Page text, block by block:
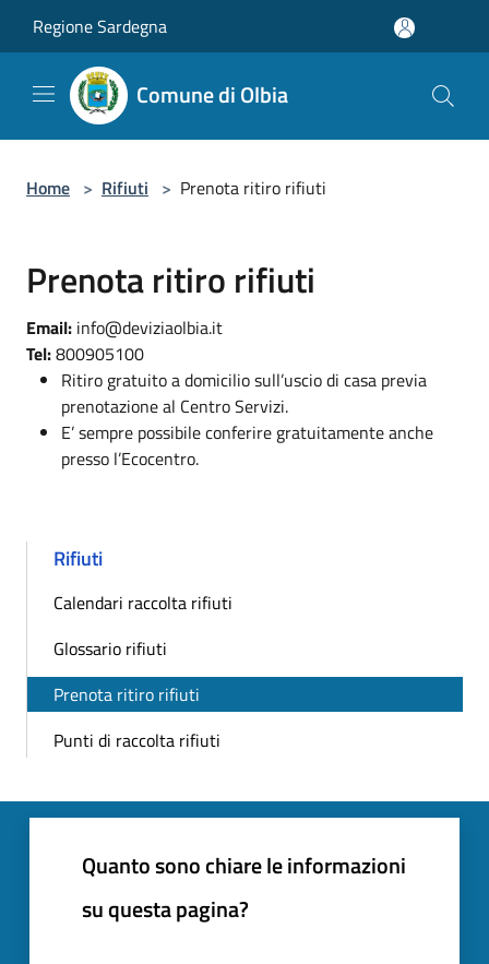
Regione Sardegna
Comune di Olbia
Home > Rifiuti > Prenota ritiro rifiuti
Prenota ritiro rifiuti
Email: info@deviziaolbia.it
Tel:800905100
Ritiro gratuito a domicilio sull’uscio di casa previa
prenotazione al Centro Servizi.
E’ sempre possibile conferire gratuitamente anche
presso l’Ecocentro.
Rifiuti
Calendari raccolta rifiuti
Glossario rifiuti
Prenota ritiro rifiuti
Punti di raccolta rifiuti
Quanto sono chiare le informazioni
su questa pagina?